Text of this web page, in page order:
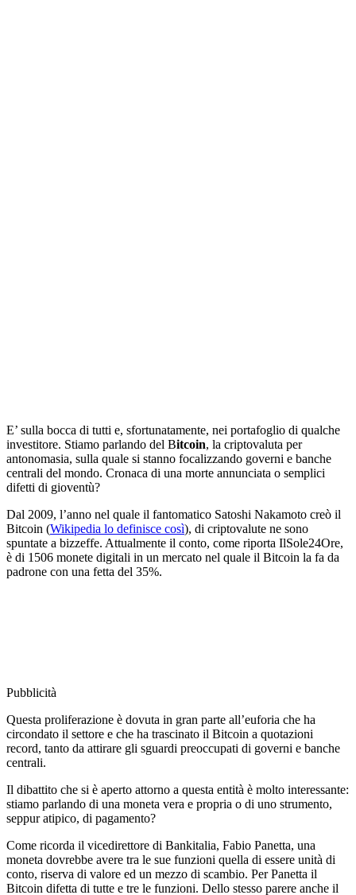
E’ sulla bocca di tutti e, sfortunatamente, nei portafoglio di qualche
investitore. Stiamo parlando del Bitcoin, la criptovaluta per
antonomasia, sulla quale si stanno focalizzando governi e banche
centrali del mondo. Cronaca di una morte annunciata o semplici
difetti di gioventù?
Dal 2009, l’anno nel quale il fantomatico Satoshi Nakamoto creò il
Bitcoin (Wikipedia lo definisce così), di criptovalute ne sono
spuntate a bizzeffe. Attualmente il conto, come riporta IlSole24Ore,
è di 1506 monete digitali in un mercato nel quale il Bitcoin la fa da
padrone con una fetta del 35%.
Pubblicità
Questa proliferazione è dovuta in gran parte all’euforia che ha
circondato il settore e che ha trascinato il Bitcoin a quotazioni
record, tanto da attirare gli sguardi preoccupati di governi e banche
centrali.
Il dibattito che si è aperto attorno a questa entità è molto interessante:
stiamo parlando di una moneta vera e propria o di uno strumento,
seppur atipico, di pagamento?
Come ricorda il vicedirettore di Bankitalia, Fabio Panetta, una
moneta dovrebbe avere tra le sue funzioni quella di essere unità di
conto, riserva di valore ed un mezzo di scambio. Per Panetta il
Bitcoin difetta di tutte e tre le funzioni. Dello stesso parere anche il